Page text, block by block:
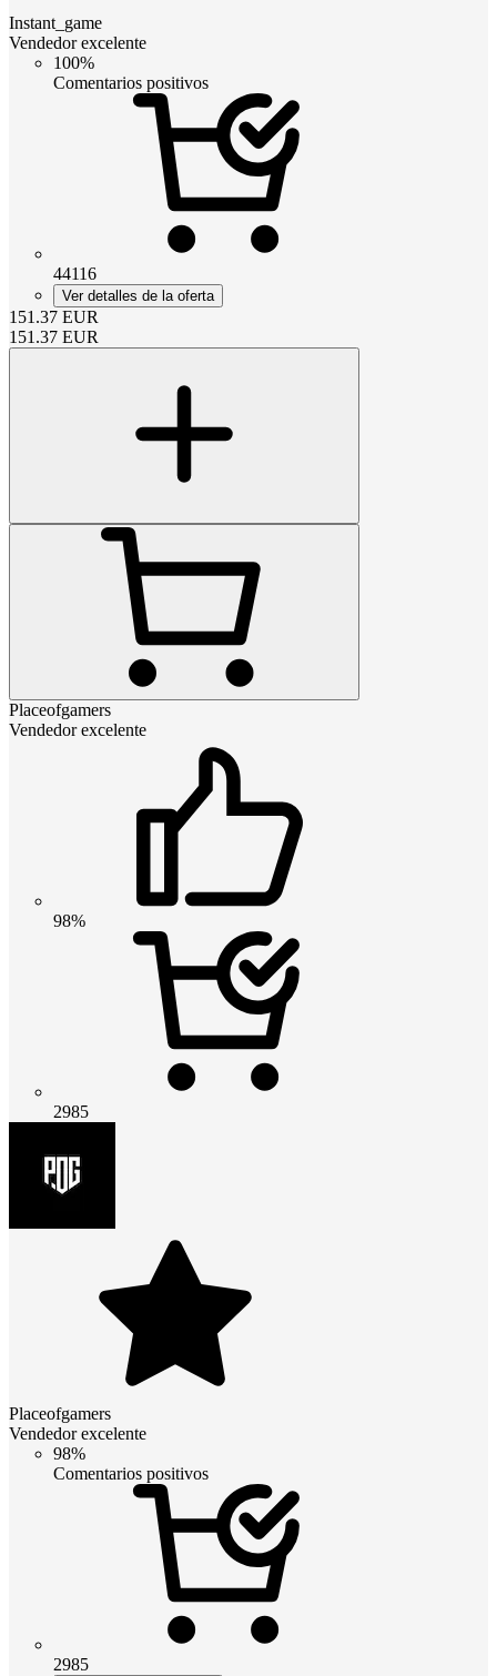
Instant_game
Vendedor excelente
100%
Comentarios positivos
44116
Ver detalles de la oferta
151.37 EUR
151.37 EUR
Placeofgamers
Vendedor excelente
98%
2985
Placeofgamers
Vendedor excelente
98%
Comentarios positivos
2985